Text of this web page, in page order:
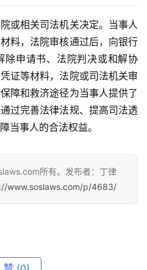
或相关司法机关决定。当事人
料，法院审核通过后，向银行
除申请书、法院判决或和解协
证等材料，法院或司法机关审
障和救济途径为当事人提供了
过完善法律法规、提高司法透
当事人的合法权益。
所有。发布者：丁律
www.soslaws.com/p/4683/